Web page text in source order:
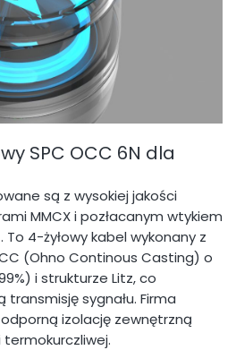
SPC OCC 6N dla
są z wysokiej jakości
MMCX i pozłacanym wtykiem
4-żyłowy kabel wykonany z
(Ohno Continous Casting) o
i strukturze Litz, co
transmisję sygnału. Firma
izolację zewnętrzną